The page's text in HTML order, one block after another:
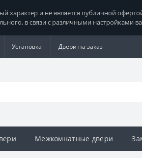
и не является публичной
в связи с различными настройками
Установка Двери на заказ
Межкомнатные двери